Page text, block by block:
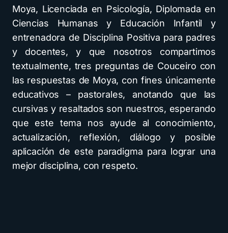
Moya, Licenciada en Psicología, Diplomada en
Ciencias Humanas y Educación Infantil y
entrenadora de Disciplina Positiva para padres
y docentes, y que nosotros compartimos
textualmente, tres preguntas de Couceiro con
las respuestas de Moya, con fines únicamente
educativos – pastorales, anotando que las
cursivas y resaltados son nuestros, esperando
que este tema nos ayude al conocimiento,
actualización, reflexión, diálogo y posible
aplicación de este paradigma para lograr una
mejor disciplina, con respeto.